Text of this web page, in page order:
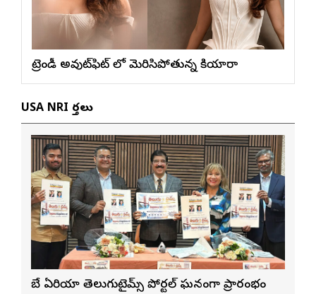
ట్రెండీ అవుట్‌ఫిట్ లో మెరిసిపోతున్న కియారా
USA NRI వార్తలు
బే ఏరియా తెలుగుటైమ్స్ పోర్టల్ ఘనంగా ప్రారంభం